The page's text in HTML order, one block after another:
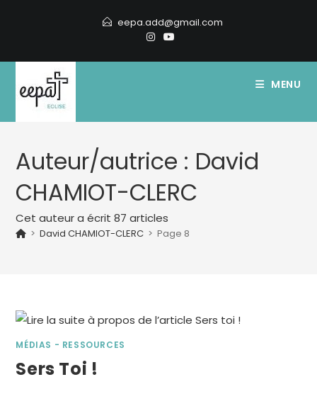
eepa.add@gmail.com
MENU
Auteur/autrice : David
CHAMIOT-CLERC
Cet auteur a écrit 87 articles
> David CHAMIOT-CLERC > Page 8
MÉDIAS - RESSOURCES
Sers Toi !